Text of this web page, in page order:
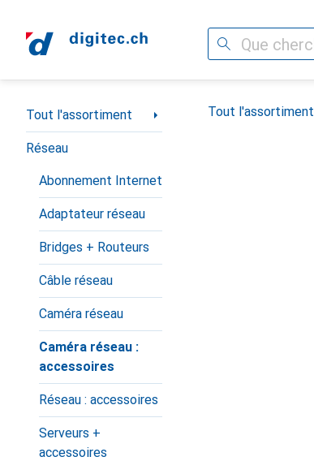
Recherche
Navigation par catégorie
Tout l'assortiment
Réseau
Abonnement Internet
Adaptateur réseau
Bridges + Routeurs
Câble réseau
Caméra réseau
Caméra réseau :
accessoires
Réseau : accessoires
Serveurs +
accessoires
Tout l'assortiment